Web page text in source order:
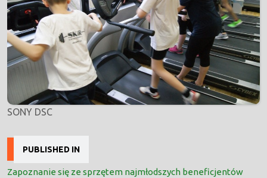
SONY DSC
Nawigacja
wpisu
PUBLISHED IN
Zapoznanie się ze sprzętem najmłodszych beneficjentów